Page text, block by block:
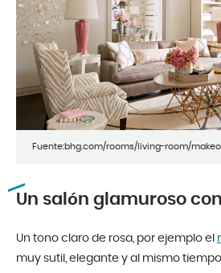
Fuente:bhg.com/rooms/living-room/
Un salón glamuroso
Un tono claro de rosa, por ejemplo el
muy sutil, elegante y al mismo